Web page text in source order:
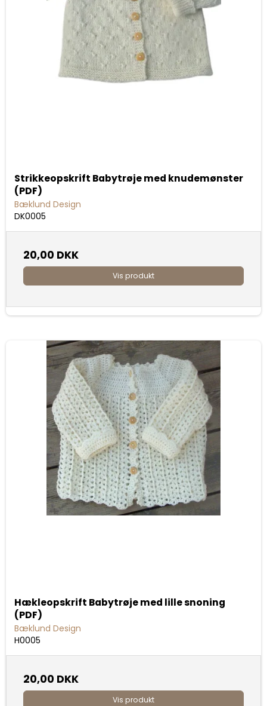
Strikkeopskrift Babytrøje med knudemønster
(PDF)
Bæklund Design
DK0005
20,00 DKK
Vis produkt
Hækleopskrift Babytrøje med lille snoning
(PDF)
Bæklund Design
H0005
20,00 DKK
Vis produkt